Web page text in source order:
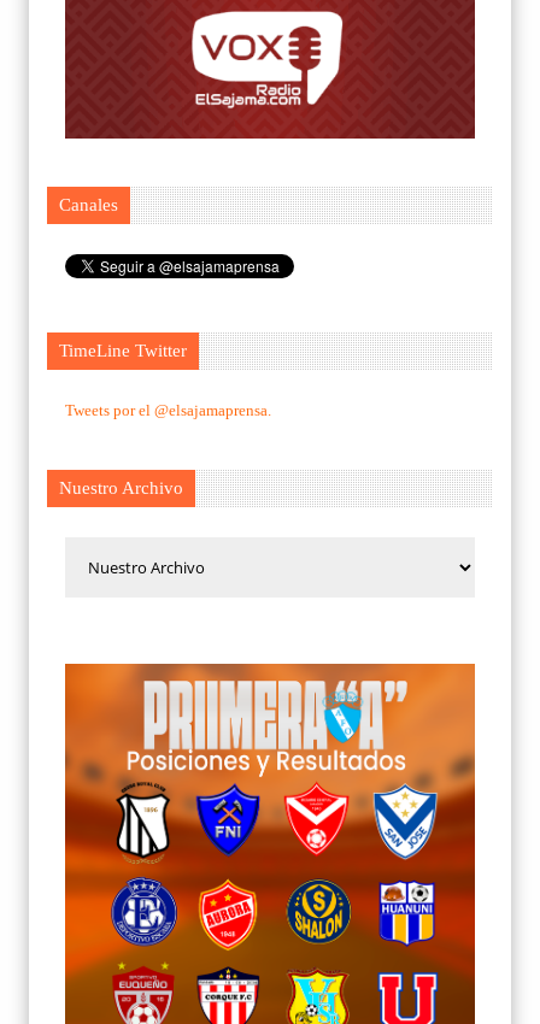
Canales
TimeLine Twitter
Tweets por el @elsajamaprensa.
Nuestro Archivo